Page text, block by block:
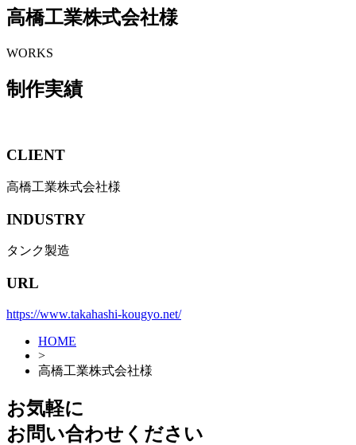
高橋工業株式会社様
WORKS
制作実績
CLIENT
高橋工業株式会社様
INDUSTRY
タンク製造
URL
https://www.takahashi-kougyo.net/
HOME
>
高橋工業株式会社様
お気軽に
お問い合わせください